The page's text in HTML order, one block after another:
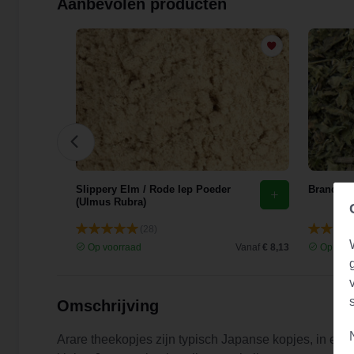
Aanbevolen producten
Slippery Elm / Rode Iep Poeder
(Ulmus Rubra)
Op voorraad
Vanaf € 8,13
Op
Omschrijving
Arare theekopjes zijn typisch Japanse kopjes, in